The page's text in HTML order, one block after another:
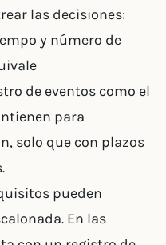
las decisiones:
y número de
de eventos como el
para
solo que con plazos
pueden
En las